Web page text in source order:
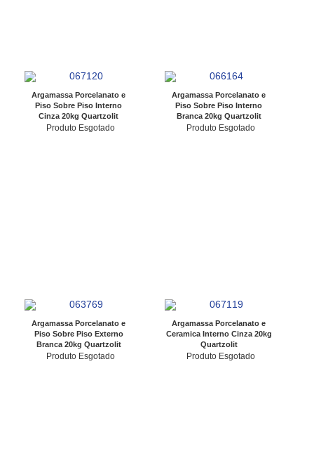
Argamassa Porcelanato e
Piso Sobre Piso Interno
Cinza 20kg Quartzolit
Produto Esgotado
Argamassa Porcelanato e
Piso Sobre Piso Interno
Branca 20kg Quartzolit
Produto Esgotado
Argamassa Porcelanato e
Piso Sobre Piso Externo
Branca 20kg Quartzolit
Produto Esgotado
Argamassa Porcelanato e
Ceramica Interno Cinza 20kg
Quartzolit
Produto Esgotado